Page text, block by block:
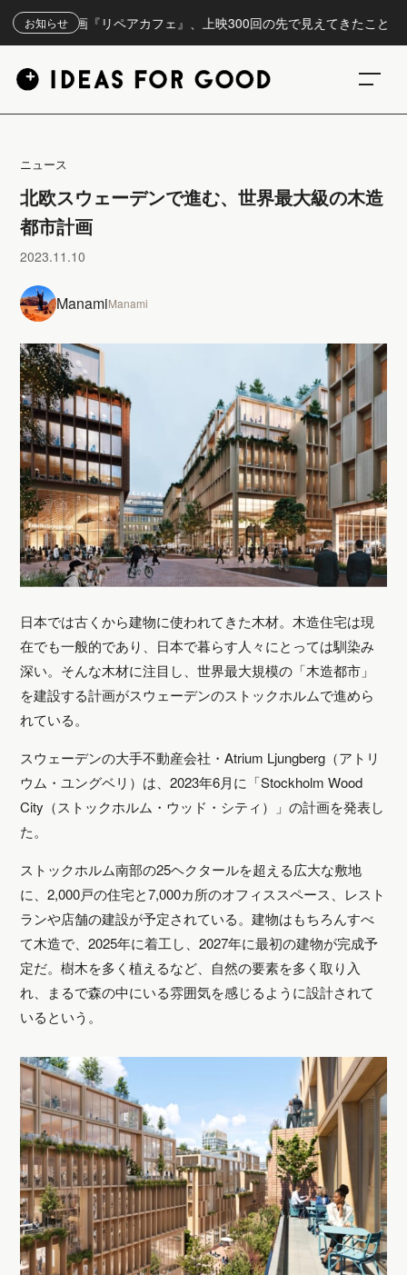
お知らせ
映画『リペアカフェ』、上映300回の先で見えてきたこと
ニュース
北欧スウェーデンで進む、世界最大級の木造
都市計画
2023.11.10
ManamiManami
日本では古くから建物に使われてきた木材。木造住宅は現
在でも一般的であり、日本で暮らす人々にとっては馴染み
深い。そんな木材に注目し、世界最大規模の「木造都市」
を建設する計画がスウェーデンのストックホルムで進めら
れている。
スウェーデンの大手不動産会社・Atrium Ljungberg（アトリ
ウム・ユングベリ）は、2023年6月に「Stockholm Wood
City（ストックホルム・ウッド・シティ）」の計画を発表し
た。
ストックホルム南部の25ヘクタールを超える広大な敷地
に、2,000戸の住宅と7,000カ所のオフィススペース、レスト
ランや店舗の建設が予定されている。建物はもちろんすべ
て木造で、2025年に着工し、2027年に最初の建物が完成予
定だ。樹木を多く植えるなど、自然の要素を多く取り入
れ、まるで森の中にいる雰囲気を感じるように設計されて
いるという。